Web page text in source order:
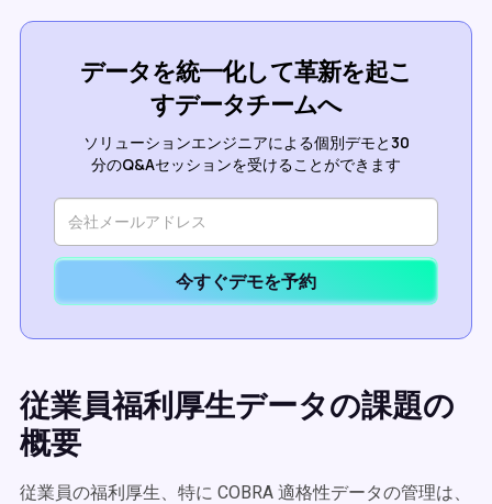
データを統一化して革新を起こ
すデータチームへ
ソリューションエンジニアによる個別デモと30
分のQ&Aセッションを受けることができます
今すぐデモを予約
従業員福利厚生データの課題の
概要
従業員の福利厚生、特に COBRA 適格性データの管理は、